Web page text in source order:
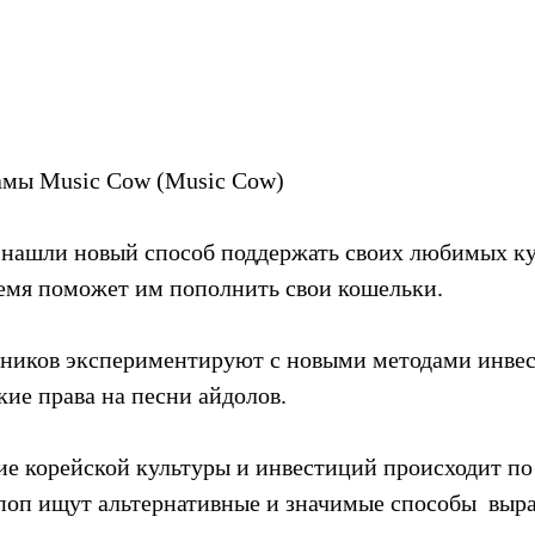
Music Cow (Music Cow)
новый способ поддержать своих любимых
поможет им пополнить свои кошельки.
экспериментируют с новыми методами
права на песни айдолов.
корейской культуры и инвестиций происходит
ищут альтернативные и значимые способы